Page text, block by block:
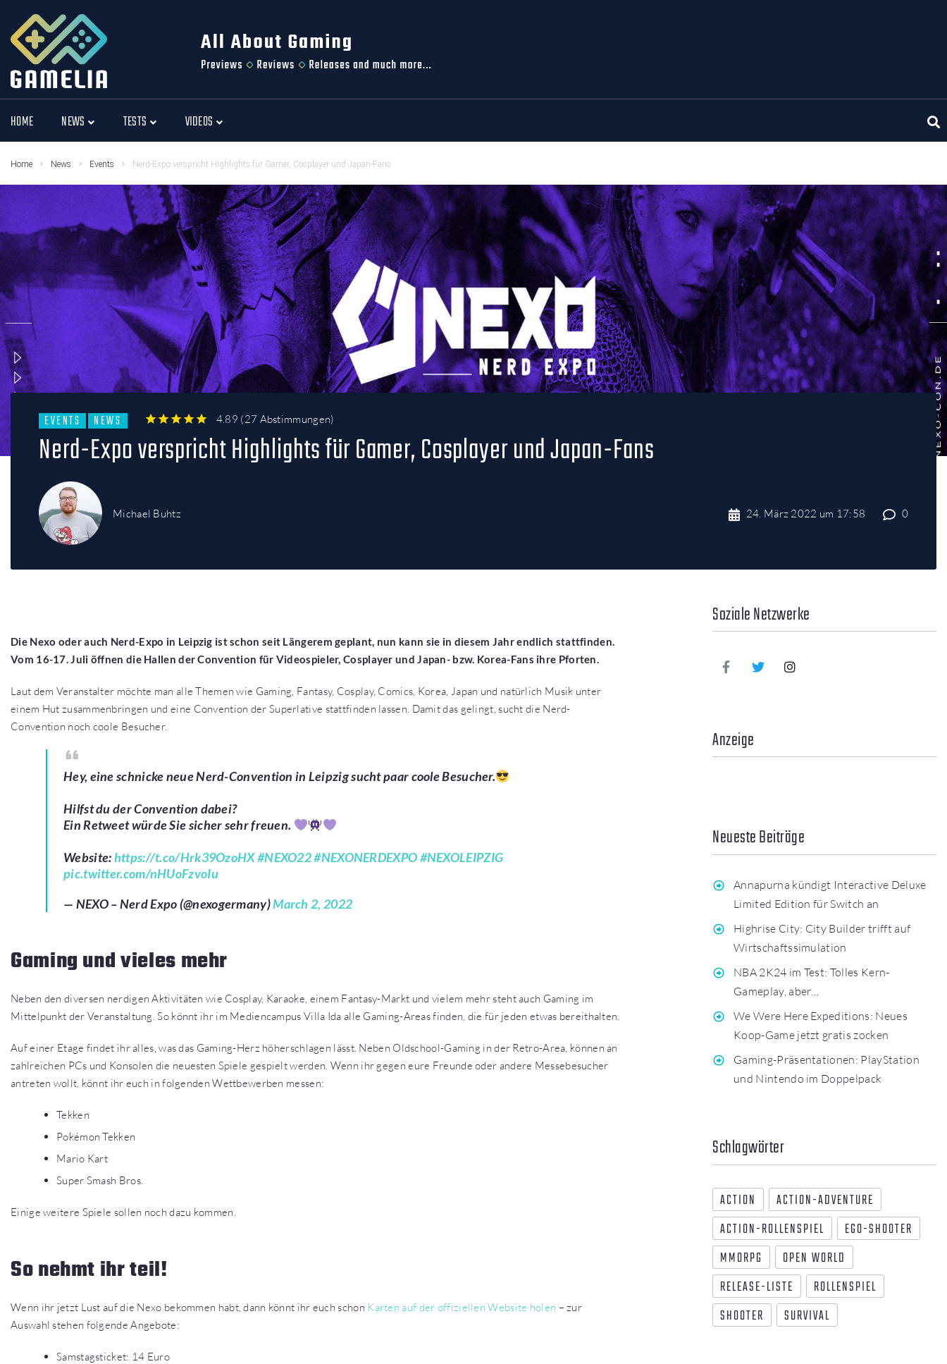
HOME NEWS TESTS VIDEOS
Home News Events Nerd-Expo verspricht Highlights für Gamer, Cosplayer und Japan-Fans
EVENTS NEWS 4.89 (27 Abstimmungen)
Nerd-Expo verspricht Highlights für Gamer, Cosplayer und Japan-Fans
Michael Buhtz 24. März 2022 um 17:58 0
Die Nexo oder auch Nerd-Expo in Leipzig ist schon seit Längerem geplant, nun kann sie in diesem Jahr endlich stattfinden.
Vom 16-17. Juli öffnen die Hallen der Convention für Videospieler, Cosplayer und Japan- bzw. Korea-Fans ihre Pforten.
Laut dem Veranstalter möchte man alle Themen wie Gaming, Fantasy, Cosplay, Comics, Korea, Japan und natürlich Musik unter
einem Hut zusammenbringen und eine Convention der Superlative stattfinden lassen. Damit das gelingt, sucht die Nerd-
Convention noch coole Besucher.
Hey, eine schnicke neue Nerd-Convention in Leipzig sucht paar coole Besucher.
Hilfst du der Convention dabei?
Ein Retweet würde Sie sicher sehr freuen.
Website:https://t.co/Hrk39OzoHX#NEXO22#NEXONERDEXPO#NEXOLEIPZIG
pic.twitter.com/nHUoFzvoIu
— NEXO – Nerd Expo (@nexogermany)March 2, 2022
Gaming und vieles mehr
Neben den diversen nerdigen Aktivitäten wie Cosplay, Karaoke, einem Fantasy-Markt und vielem mehr steht auch Gaming im
Mittelpunkt der Veranstaltung. So könnt ihr im Mediencampus Villa Ida alle Gaming-Areas finden, die für jeden etwas bereithalten.
Auf einer Etage findet ihr alles, was das Gaming-Herz höherschlagen lässt. Neben Oldschool-Gaming in der Retro-Area, können an
zahlreichen PCs und Konsolen die neuesten Spiele gespielt werden. Wenn ihr gegen eure Freunde oder andere Messebesucher
antreten wollt, könnt ihr euch in folgenden Wettbewerben messen:
Tekken
Pokémon Tekken
Mario Kart
Super Smash Bros.
Einige weitere Spiele sollen noch dazu kommen.
So nehmt ihr teil!
Wenn ihr jetzt Lust auf die Nexo bekommen habt, dann könnt ihr euch schon Karten auf der offiziellen Website holen – zur
Auswahl stehen folgende Angebote:
Samstagsticket: 14 Euro
Soziale Netzwerke
Anzeige
Neueste Beiträge
Annapurna kündigt Interactive Deluxe
Limited Edition für Switch an
Highrise City: City Builder trifft auf
Wirtschaftssimulation
NBA 2K24 im Test: Tolles Kern-
Gameplay, aber…
We Were Here Expeditions: Neues
Koop-Game jetzt gratis zocken
Gaming-Präsentationen: PlayStation
und Nintendo im Doppelpack
Schlagwörter
ACTION
ACTION-ADVENTURE
ACTION-ROLLENSPIEL
EGO-SHOOTER
MMORPG
OPEN WORLD
RELEASE-LISTE
ROLLENSPIEL
SHOOTER
SURVIVAL